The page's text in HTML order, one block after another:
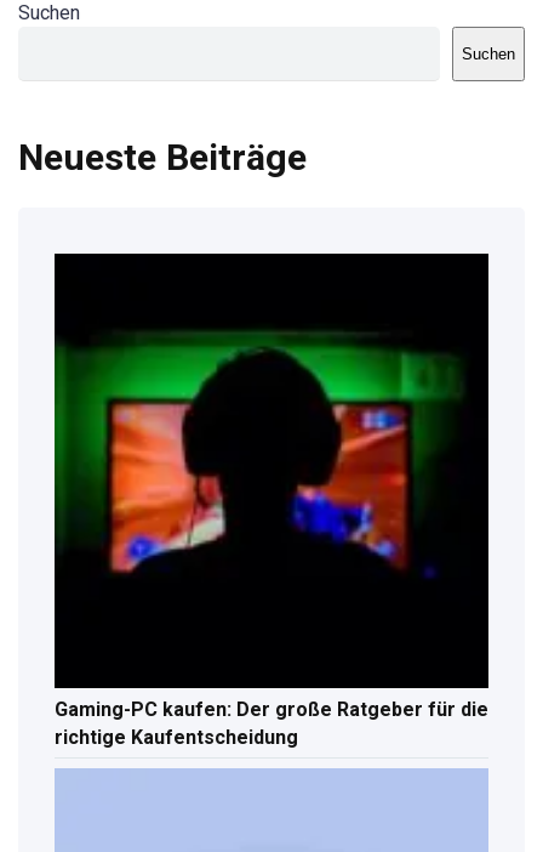
Suchen
Suchen
Neueste Beiträge
Gaming-PC kaufen: Der große Ratgeber für die
richtige Kaufentscheidung